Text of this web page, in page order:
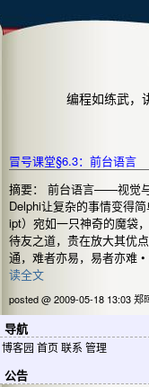
编程如练武，
冒号课堂§6.3：前台语言
摘要： 前台语言——视觉
Delphi让复杂的事情变得
ipt）宛如一只神奇的魔袋
待友之道，贵在放大其优
通，难者亦易，易者亦难
读全文
posted @ 2009-05-18 13:03 郑
导航
博客园 首页联系 管理
公告